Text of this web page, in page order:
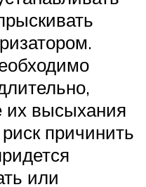
их высыхания
причинить
или